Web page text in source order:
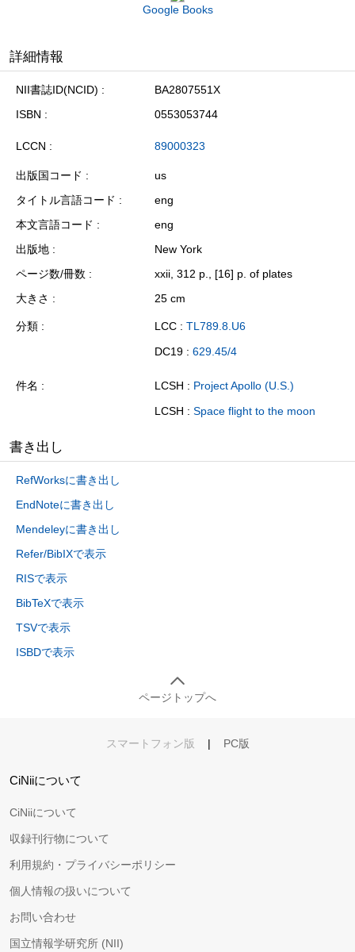
Google Books
詳細情報
NII書誌ID(NCID)
BA2807551X
ISBN
0553053744
LCCN 89000323
出版国コード
us
タイトル言語コード
eng
本文言語コード
eng
出版地
New York
ページ数/冊数
xxii, 312 p., [16] p. of plates
大きさ
25 cm
分類 LCC : TL789.8.U6
DC19 : 629.45/4
件名 LCSH : Project Apollo (U.S.)
LCSH : Space flight to the moon
書き出し
RefWorksに書き出し
EndNoteに書き出し
Mendeleyに書き出し
Refer/BibIXで表示
RISで表示
BibTeXで表示
TSVで表示
ISBDで表示
ページトップへ
スマートフォン版 | PC版
CiNiiについて
CiNiiについて
収録刊行物について
利用規約・プライバシーポリシー
個人情報の扱いについて
お問い合わせ
国立情報学研究所 (NII)